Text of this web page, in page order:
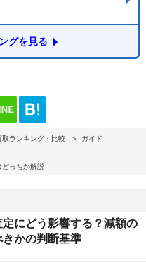
グを見る
ランキング・比較
ガイド
っちか解説
にどう影響する？減額の
かの判断基準